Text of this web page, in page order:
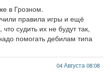
в Грозном.
правила игры и ещё
судить их не будут так,
помогать дебилам типа
04 Августа 08:08